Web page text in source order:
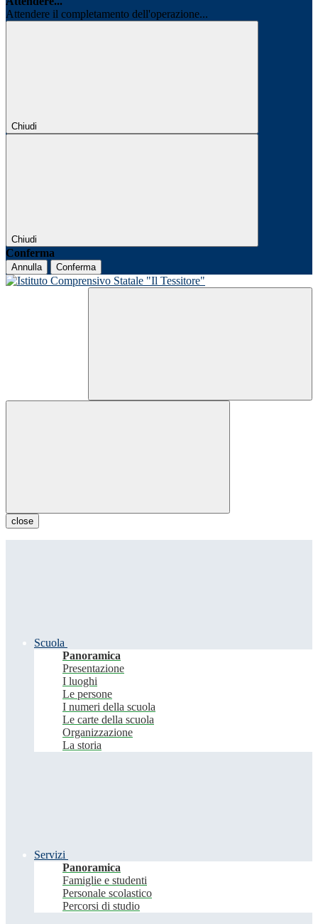
Attendere il completamento dell'operazione...
Chiudi
Chiudi
Conferma
Annulla Conferma
close
Scuola
Panoramica
Presentazione
I luoghi
Le persone
I numeri della scuola
Le carte della scuola
Organizzazione
La storia
Servizi
Panoramica
Famiglie e studenti
Personale scolastico
Percorsi di studio